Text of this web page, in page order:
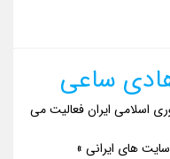
ساعی
اسلامی ایران فعالیت می
های ایرانی »